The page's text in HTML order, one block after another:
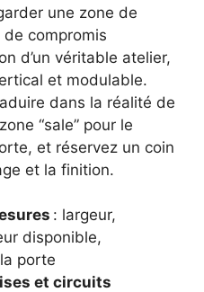
une zone de
compromis
d’un véritable atelier,
et modulable.
dans la réalité de
“sale” pour le
et réservez un coin
et la finition.
: largeur,
disponible,
porte
et circuits